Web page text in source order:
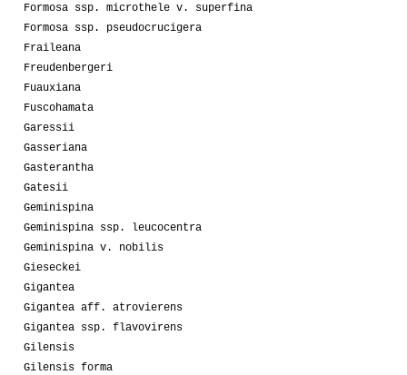
Formosa ssp. microthele v. superfina
Formosa ssp. pseudocrucigera
Fraileana
Freudenbergeri
Fuauxiana
Fuscohamata
Garessii
Gasseriana
Gasterantha
Gatesii
Geminispina
Geminispina ssp. leucocentra
Geminispina v. nobilis
Gieseckei
Gigantea
Gigantea aff. atrovierens
Gigantea ssp. flavovirens
Gilensis
Gilensis forma